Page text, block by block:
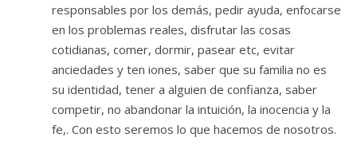
responsables por los demás, pedir ayuda, enfocarse
en los problemas reales, disfrutar las cosas
cotidianas, comer, dormir, pasear etc, evitar
anciedades y ten iones, saber que su familia no es
su identidad, tener a alguien de confianza, saber
competir, no abandonar la intuición, la inocencia y la
fe,. Con esto seremos lo que hacemos de nosotros.